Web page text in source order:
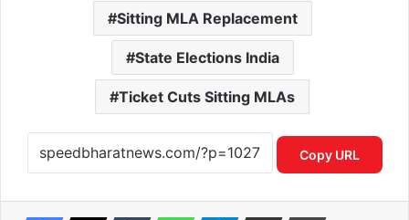
Sitting MLA Replacement
State Elections India
Ticket Cuts Sitting MLAs
Copy URL